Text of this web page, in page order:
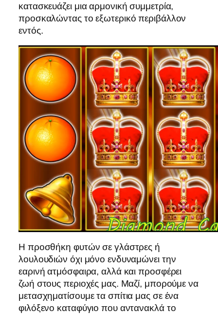
κατασκευάζει μια αρμονική συμμετρία,
προσκαλώντας το εξωτερικό περιβάλλον
εντός.
Η προσθήκη φυτών σε γλάστρες ή
λουλουδιών όχι μόνο ενδυναμώνει την
εαρινή ατμόσφαιρα, αλλά και προσφέρει
ζωή στους περιοχές μας. Μαζί, μπορούμε να
μετασχηματίσουμε τα σπίτια μας σε ένα
φιλόξενο καταφύγιο που αντανακλά το